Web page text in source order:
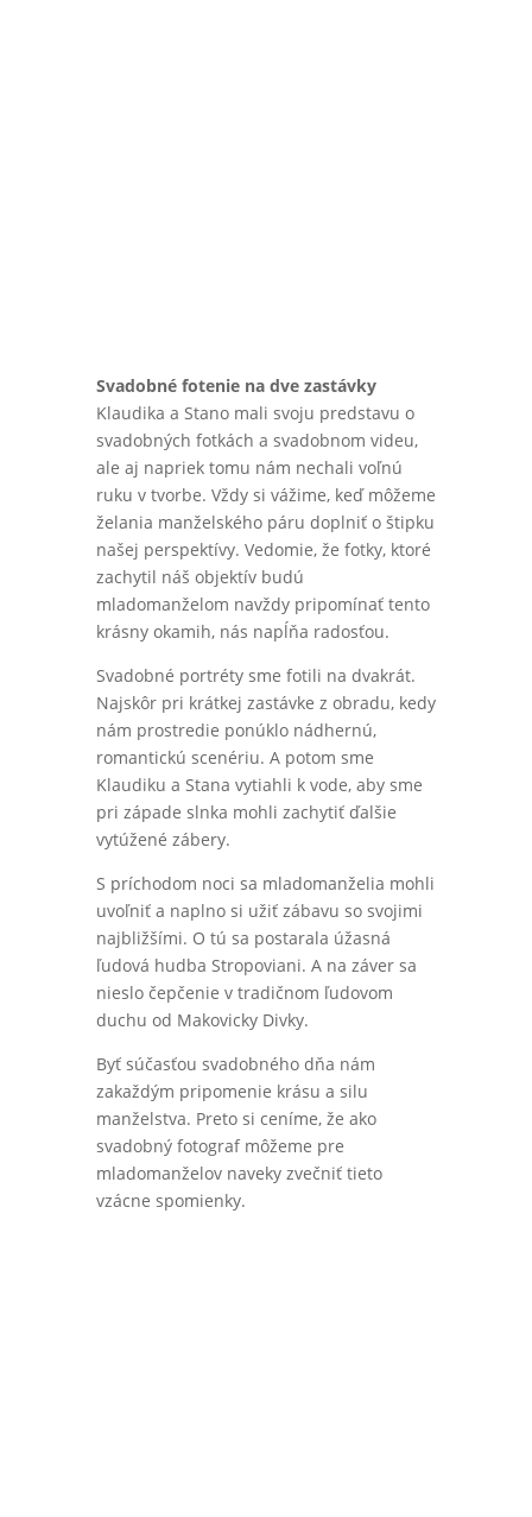
Svadobné fotenie na dve zastávky
Klaudika a Stano mali svoju predstavu o
svadobných fotkách a svadobnom videu,
ale aj napriek tomu nám nechali voľnú
ruku v tvorbe. Vždy si vážime, keď môžeme
želania manželského páru doplniť o štipku
našej perspektívy. Vedomie, že fotky, ktoré
zachytil náš objektív budú
mladomanželom navždy pripomínať tento
krásny okamih, nás napĺňa radosťou.
Svadobné portréty sme fotili na dvakrát.
Najskôr pri krátkej zastávke z obradu, kedy
nám prostredie ponúklo nádhernú,
romantickú scenériu. A potom sme
Klaudiku a Stana vytiahli k vode, aby sme
pri západe slnka mohli zachytiť ďalšie
vytúžené zábery.
S príchodom noci sa mladomanželia mohli
uvoľniť a naplno si užiť zábavu so svojimi
najbližšími. O tú sa postarala úžasná
ľudová hudba Stropoviani. A na záver sa
nieslo čepčenie v tradičnom ľudovom
duchu od Makovicky Divky.
Byť súčasťou svadobného dňa nám
zakaždým pripomenie krásu a silu
manželstva. Preto si ceníme, že ako
svadobný fotograf môžeme pre
mladomanželov naveky zvečniť tieto
vzácne spomienky.